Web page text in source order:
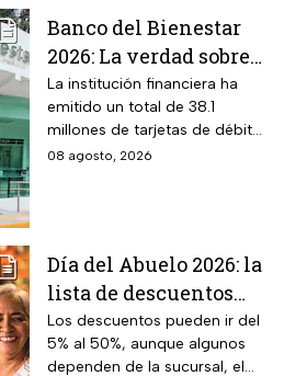
Banco del Bienestar
2026: La verdad sobre
entrar a Buró de
Crédito por tenerla
La institución financiera ha
emitido un total de 38.1
millones de tarjetas de débito
para la dispersión de los
08 agosto, 2026
Día del Abuelo 2026: la
lista de descuentos
con tu credencial
INAPAM en
Los descuentos pueden ir del
5% al 50%, aunque algunos
dependen de la sucursal, el